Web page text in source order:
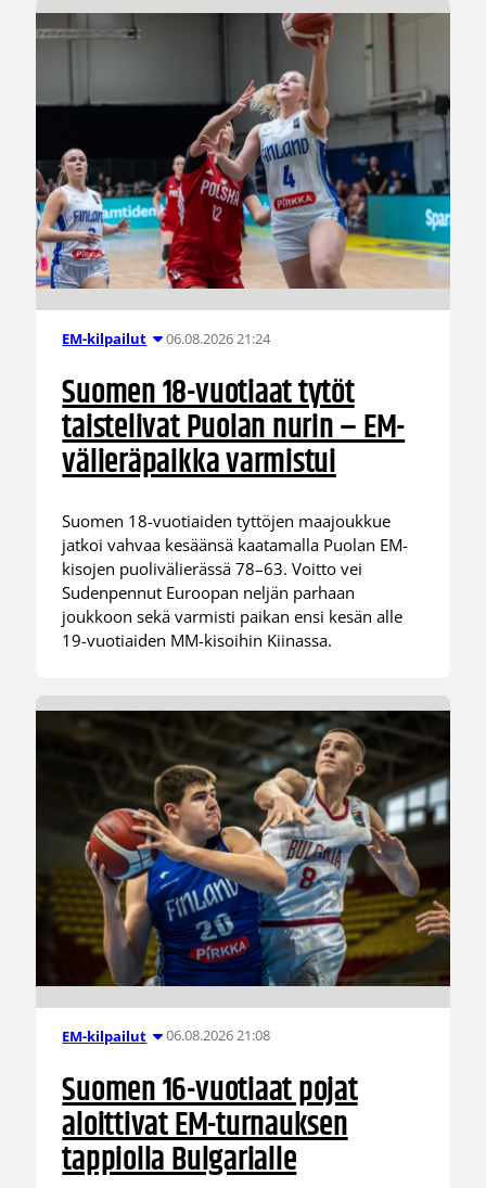
EM-kilpailut 06.08.2026 21:24
Suomen 18-vuotiaat tytöt
taistelivat Puolan nurin – EM-
välieräpaikka varmistui
Suomen 18-vuotiaiden tyttöjen maajoukkue
jatkoi vahvaa kesäänsä kaatamalla Puolan EM-
kisojen puolivälierässä 78–63. Voitto vei
Sudenpennut Euroopan neljän parhaan
joukkoon sekä varmisti paikan ensi kesän alle
19-vuotiaiden MM-kisoihin Kiinassa.
EM-kilpailut 06.08.2026 21:08
Suomen 16-vuotiaat pojat
aloittivat EM-turnauksen
tappiolla Bulgarialle